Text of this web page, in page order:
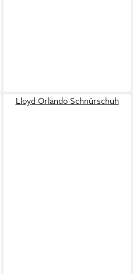
Lloyd Orlando Schnürschuh